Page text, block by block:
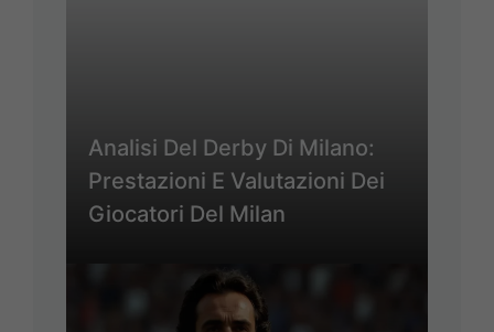
Analisi Del Derby Di Milano:
Prestazioni E Valutazioni Dei
Giocatori Del Milan